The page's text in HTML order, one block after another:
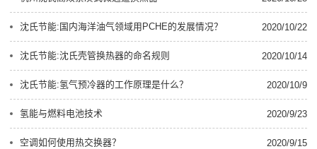
沈氏节能:国内海洋油气领域用PCHE的发展情况？ 2020/10/22
沈氏节能:沈氏壳管换热器的命名规则 2020/10/14
沈氏节能:氢气预冷器的工作原理是什么？ 2020/10/9
氢能与燃料电池技术 2020/9/23
空调如何使用热交换器？ 2020/9/15